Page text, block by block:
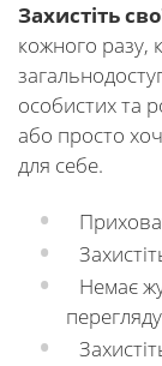
Захистіть
кожного разу,
особистих та
або просто
для себе.
Немає
перегляду